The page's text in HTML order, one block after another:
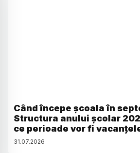
Când începe școala în
Structura anului școlar
ce perioade vor fi
31.07.2026